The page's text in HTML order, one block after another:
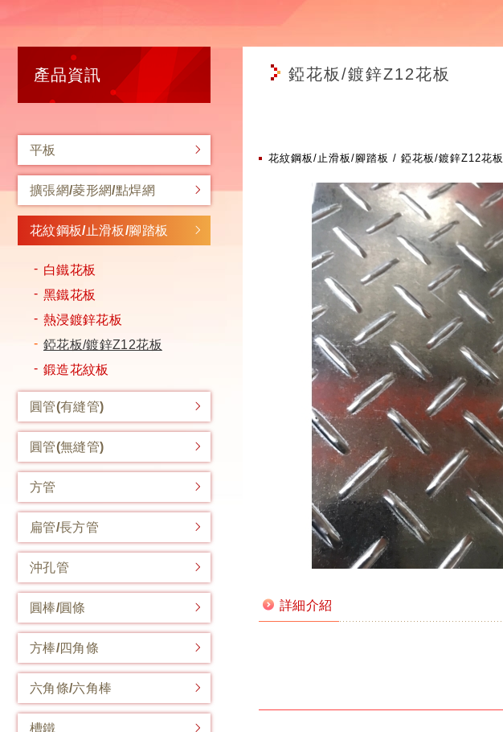
產品資訊
平板
擴張網/菱形網/點焊網
花紋鋼板/止滑板/腳踏板
白鐵花板
黑鐵花板
熱浸鍍鋅花板
錏花板/鍍鋅Z12花板
鍛造花紋板
圓管(有縫管)
圓管(無縫管)
方管
扁管/長方管
沖孔管
圓棒/圓條
方棒/四角條
六角條/六角棒
槽鐵
錏花板/鍍鋅Z12花板
花紋鋼板/止滑板/腳踏板 錏花板/鍍鋅Z12花板
詳細介紹